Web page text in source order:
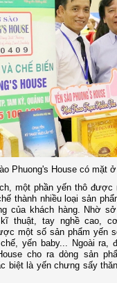
Phuong's House có mặt
một phần yến thô được
thành nhiều loại sản
của khách hàng. Nhờ
kĩ thuật, tay nghề cao,
một số sản phẩm yến
yến baby... Ngoài ra,
cho ra dòng sản
biệt là yến chưng sấy